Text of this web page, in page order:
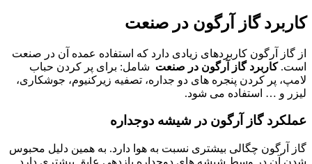
کاربرد گاز آرگون در صنعت
از گاز آرگون کاربردهای زیادی دارد که استفاده عمده آن در صنعت
است.کاربرد گاز آرگون در صنعت شامل: برای پر کردن حباب
لامپ، پر کردن پنجره های دو جداره، تصفیه زیرکنیوم، جوشکاری،
لیزر و … استفاده می شود.
عملکرد گاز آرگون در شیشه دوجداره
گاز آرگون چگالی بیشتری نسبت به هوا دارد. به همین دلیل محبوس
شدن آن در وسط شیشه های دوجداره بازدهی عایق بیشتری دارد.